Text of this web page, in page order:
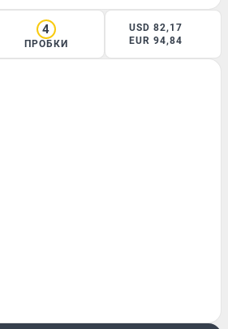
4
ПРОБКИ
USD 82,17
EUR 94,84